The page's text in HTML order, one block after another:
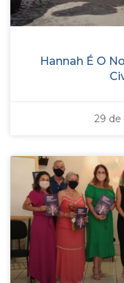
Hannah É O
29 de